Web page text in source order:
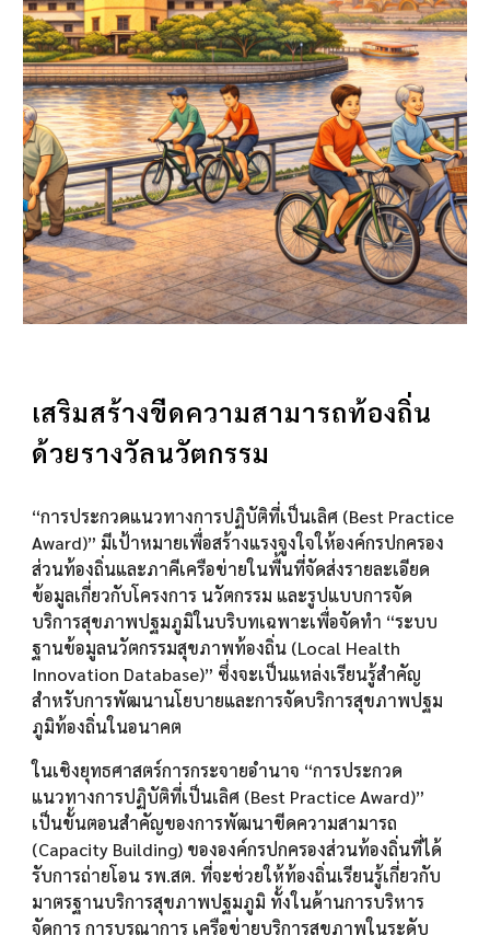
เสริมสร้างขีดความสามารถท้องถิ่น
ด้วยรางวัลนวัตกรรม
“การประกวดแนวทางการปฏิบัติที่เป็นเลิศ (Best Practice
Award)” มีเป้าหมายเพื่อสร้างแรงจูงใจให้องค์กรปกครอง
ส่วนท้องถิ่นและภาคีเครือข่ายในพื้นที่จัดส่งรายละเอียด
ข้อมูลเกี่ยวกับโครงการ นวัตกรรม และรูปแบบการจัด
บริการสุขภาพปฐมภูมิในบริบทเฉพาะเพื่อจัดทำ “ระบบ
ฐานข้อมูลนวัตกรรมสุขภาพท้องถิ่น (Local Health
Innovation Database)” ซึ่งจะเป็นแหล่งเรียนรู้สำคัญ
สำหรับการพัฒนานโยบายและการจัดบริการสุขภาพปฐม
ภูมิท้องถิ่นในอนาคต
ในเชิงยุทธศาสตร์การกระจายอำนาจ “การประกวด
แนวทางการปฏิบัติที่เป็นเลิศ (Best Practice Award)”
เป็นขั้นตอนสำคัญของการพัฒนาขีดความสามารถ
(Capacity Building) ขององค์กรปกครองส่วนท้องถิ่นที่ได้
รับการถ่ายโอน รพ.สต. ที่จะช่วยให้ท้องถิ่นเรียนรู้เกี่ยวกับ
มาตรฐานบริการสุขภาพปฐมภูมิ ทั้งในด้านการบริหาร
จัดการ การบูรณาการ เครือข่ายบริการสุขภาพในระดับ